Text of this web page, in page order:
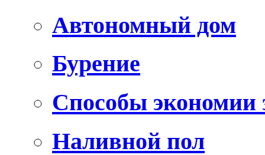
Автономный дом
Бурение
Способы экономии
Наливной пол